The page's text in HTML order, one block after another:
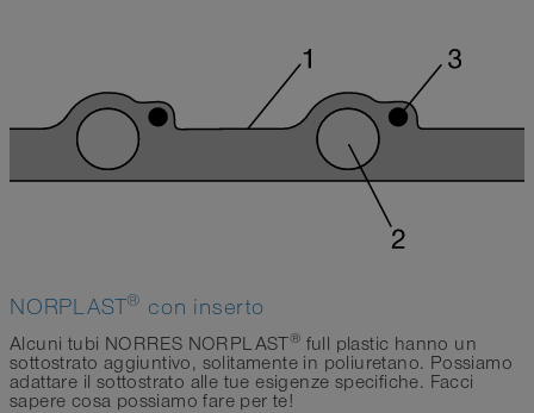
NORPLAST® con inserto
Alcuni tubi NORRES NORPLAST® full plastic hanno un
sottostrato aggiuntivo, solitamente in poliuretano. Possiamo
adattare il sottostrato alle tue esigenze specifiche. Facci
sapere cosa possiamo fare per te!